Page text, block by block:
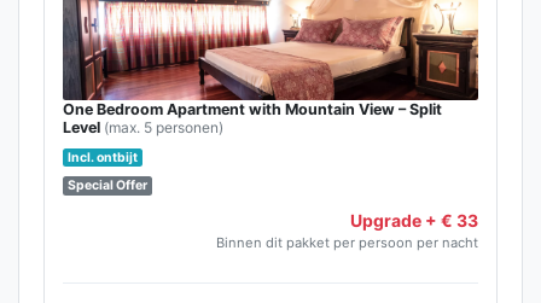
One Bedroom Apartment with Mountain View – Split
Level (max. 5 personen)
Incl. ontbijt
Special Offer
Upgrade + € 33
Binnen dit pakket per persoon per nacht